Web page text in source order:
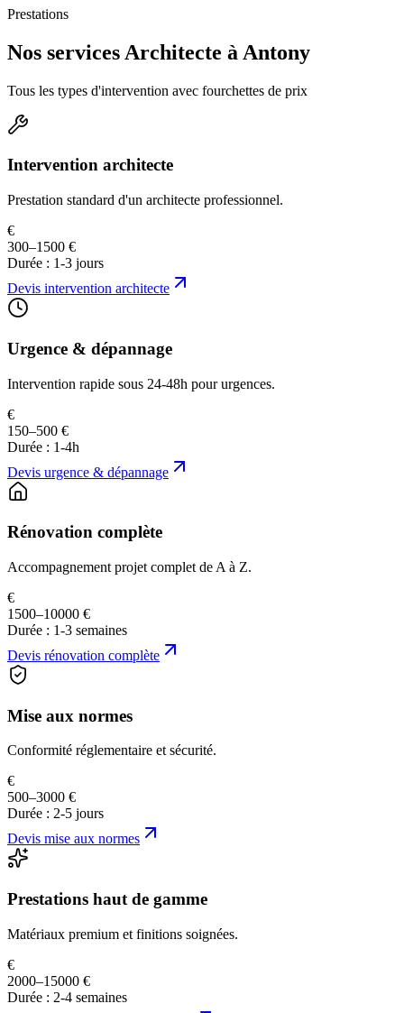
Prestations
Nos services Architecte à Antony
Tous les types d'intervention avec fourchettes de prix
Intervention architecte
Prestation standard d'un architecte professionnel.
€
300–1500 €
Durée : 1-3 jours
Devis intervention architecte
Urgence & dépannage
Intervention rapide sous 24-48h pour urgences.
€
150–500 €
Durée : 1-4h
Devis urgence & dépannage
Rénovation complète
Accompagnement projet complet de A à Z.
€
1500–10000 €
Durée : 1-3 semaines
Devis rénovation complète
Mise aux normes
Conformité réglementaire et sécurité.
€
500–3000 €
Durée : 2-5 jours
Devis mise aux normes
Prestations haut de gamme
Matériaux premium et finitions soignées.
€
2000–15000 €
Durée : 2-4 semaines